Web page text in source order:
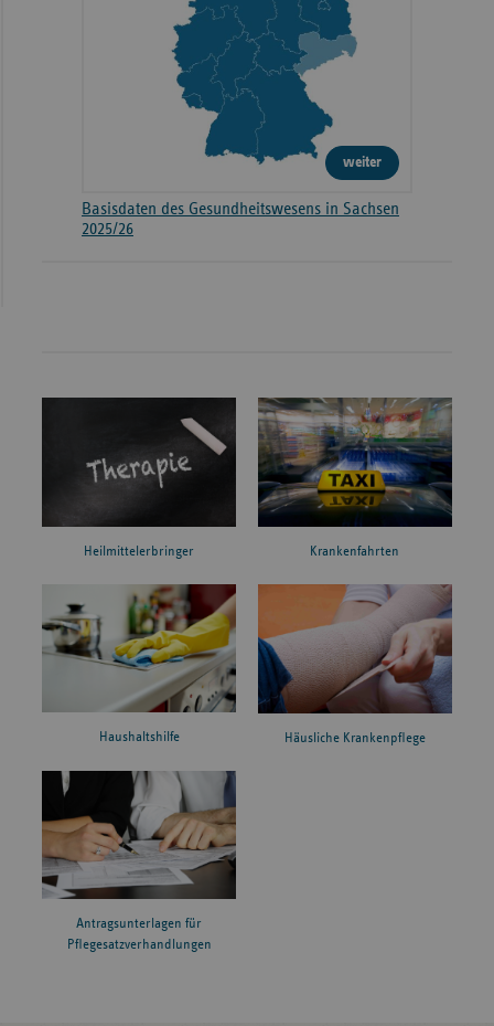
weiter
Basisdaten des Gesundheitswesens in Sachsen
2025/26
Heilmittelerbringer Krankenfahrten
Haushaltshilfe Häusliche Krankenpflege
Antragsunterlagen für
Pflegesatzverhandlungen